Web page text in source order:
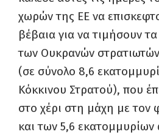
χωρών της ΕΕ να
βέβαια για να τιμήσουν
των Ουκρανών
(σε σύνολο 8,6
Κόκκινου Στρατού), που
στο χέρι στη μάχη με τον
και των 5,6